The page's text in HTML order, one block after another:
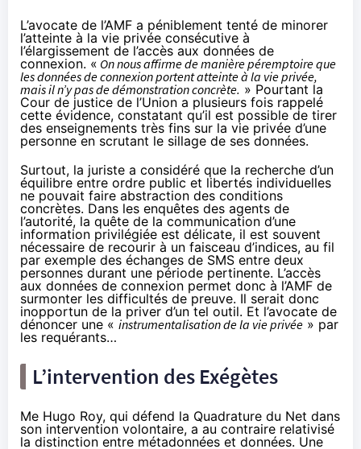
L’avocate de l’AMF a péniblement tenté de minorer
l’atteinte à la vie privée consécutive à
l’élargissement de l’accès aux données de
connexion. « On nous affirme de manière péremptoire que
les données de connexion portent atteinte à la vie privée,
mais il n’y pas de démonstration concrète. » Pourtant la
Cour de justice de l’Union a plusieurs fois rappelé
cette évidence, constatant qu’il est possible de tirer
des enseignements très fins sur la vie privée d’une
personne en scrutant le sillage de ses données.
Surtout, la juriste a considéré que la recherche d’un
équilibre entre ordre public et libertés individuelles
ne pouvait faire abstraction des conditions
concrètes. Dans les enquêtes des agents de
l’autorité, la quête de la communication d’une
information privilégiée est délicate, il est souvent
nécessaire de recourir à un faisceau d’indices, au fil
par exemple des échanges de SMS entre deux
personnes durant une période pertinente. L’accès
aux données de connexion permet donc à l’AMF de
surmonter les difficultés de preuve. Il serait donc
inopportun de la priver d’un tel outil. Et l’avocate de
dénoncer une « instrumentalisation de la vie privée » par
les requérants…
L’intervention des Exégètes
Me Hugo Roy, qui défend la Quadrature du Net dans
son intervention volontaire, a au contraire relativisé
la distinction entre métadonnées et données. Une